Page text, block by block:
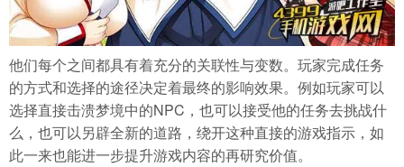
他们每个之间都具有着充分的关联性与变数。玩家完成任务
的方式和选择的途径决定着最终的影响效果。例如玩家可以
选择直接击溃梦境中的NPC，也可以接受他的任务去挑战什
么，也可以另辟全新的道路，绕开这种直接的游戏指示，如
此一来也能进一步提升游戏内容的再研究价值。